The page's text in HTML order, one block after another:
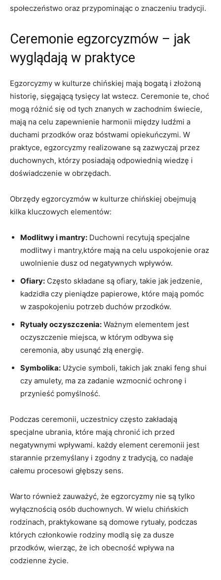
społeczeństwo oraz przypominając o znaczeniu tradycji.
Ceremonie egzorcyzmów ⁤– jak
wyglądają ⁢w praktyce
Egzorcyzmy ‌w ⁢kulturze chińskiej mają bogatą ⁢i złożoną
historię, sięgającą tysięcy lat wstecz. Ceremonie te, choć
mogą ‍różnić się od ⁤tych znanych w zachodnim świecie,
mają na celu‍ zapewnienie harmonii ⁤między ludźmi a
duchami przodków oraz bóstwami opiekuńczymi. W
praktyce, egzorcyzmy realizowane są zazwyczaj⁤ przez
duchownych, którzy posiadają odpowiednią wiedzę i
doświadczenie w obrzędach.
Obrzędy egzorcyzmów w kulturze chińskiej obejmują
kilka⁤ kluczowych elementów:
Modlitwy i mantry: Duchowni recytują specjalne
modlitwy i mantry,które mają na celu uspokojenie oraz
uwolnienie dusz od negatywnych wpływów.
Ofiary: Często składane są‌ ofiary, takie⁢ jak jedzenie,‌
kadzidła⁢ czy pieniądze papierowe, które mają pomóc
w zaspokojeniu potrzeb duchów ⁤przodków.
Rytuały oczyszczenia: Ważnym⁢ elementem jest
‌oczyszczenie miejsca, w którym odbywa się‌
ceremonia, ⁤aby usunąć złą‍ energię.
Symbolika: Użycie symboli, takich jak znaki feng shui
czy amulety, ma za zadanie wzmocnić ochronę​ i
przynieść pomyślność.
Podczas ceremonii, uczestnicy często zakładają
specjalne ⁣ubrania, które mają chronić ich⁢ przed
negatywnymi wpływami. każdy element ceremonii jest
starannie​ przemyślany⁣ i zgodny z tradycją, co⁣ nadaje
całemu procesowi głębszy ‌sens.
Warto​ również zauważyć, że ‌egzorcyzmy nie są tylko
wyłącznością osób ⁢duchownych. W ⁤wielu‌ chińskich
rodzinach, praktykowane są domowe rytuały, podczas
których członkowie rodziny ⁣modlą⁤ się‍ za dusze
przodków, wierząc, że ich obecność wpływa na⁢
codzienne życie.